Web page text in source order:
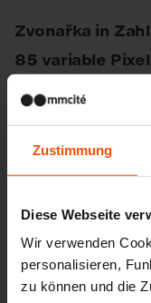
Zustimmung
Diese Webseite
Wir verwenden
personalisieren,
zu können und die
Zvonařka in
85 variable
34 Crystal
30 Lotlimit
"Wir
von